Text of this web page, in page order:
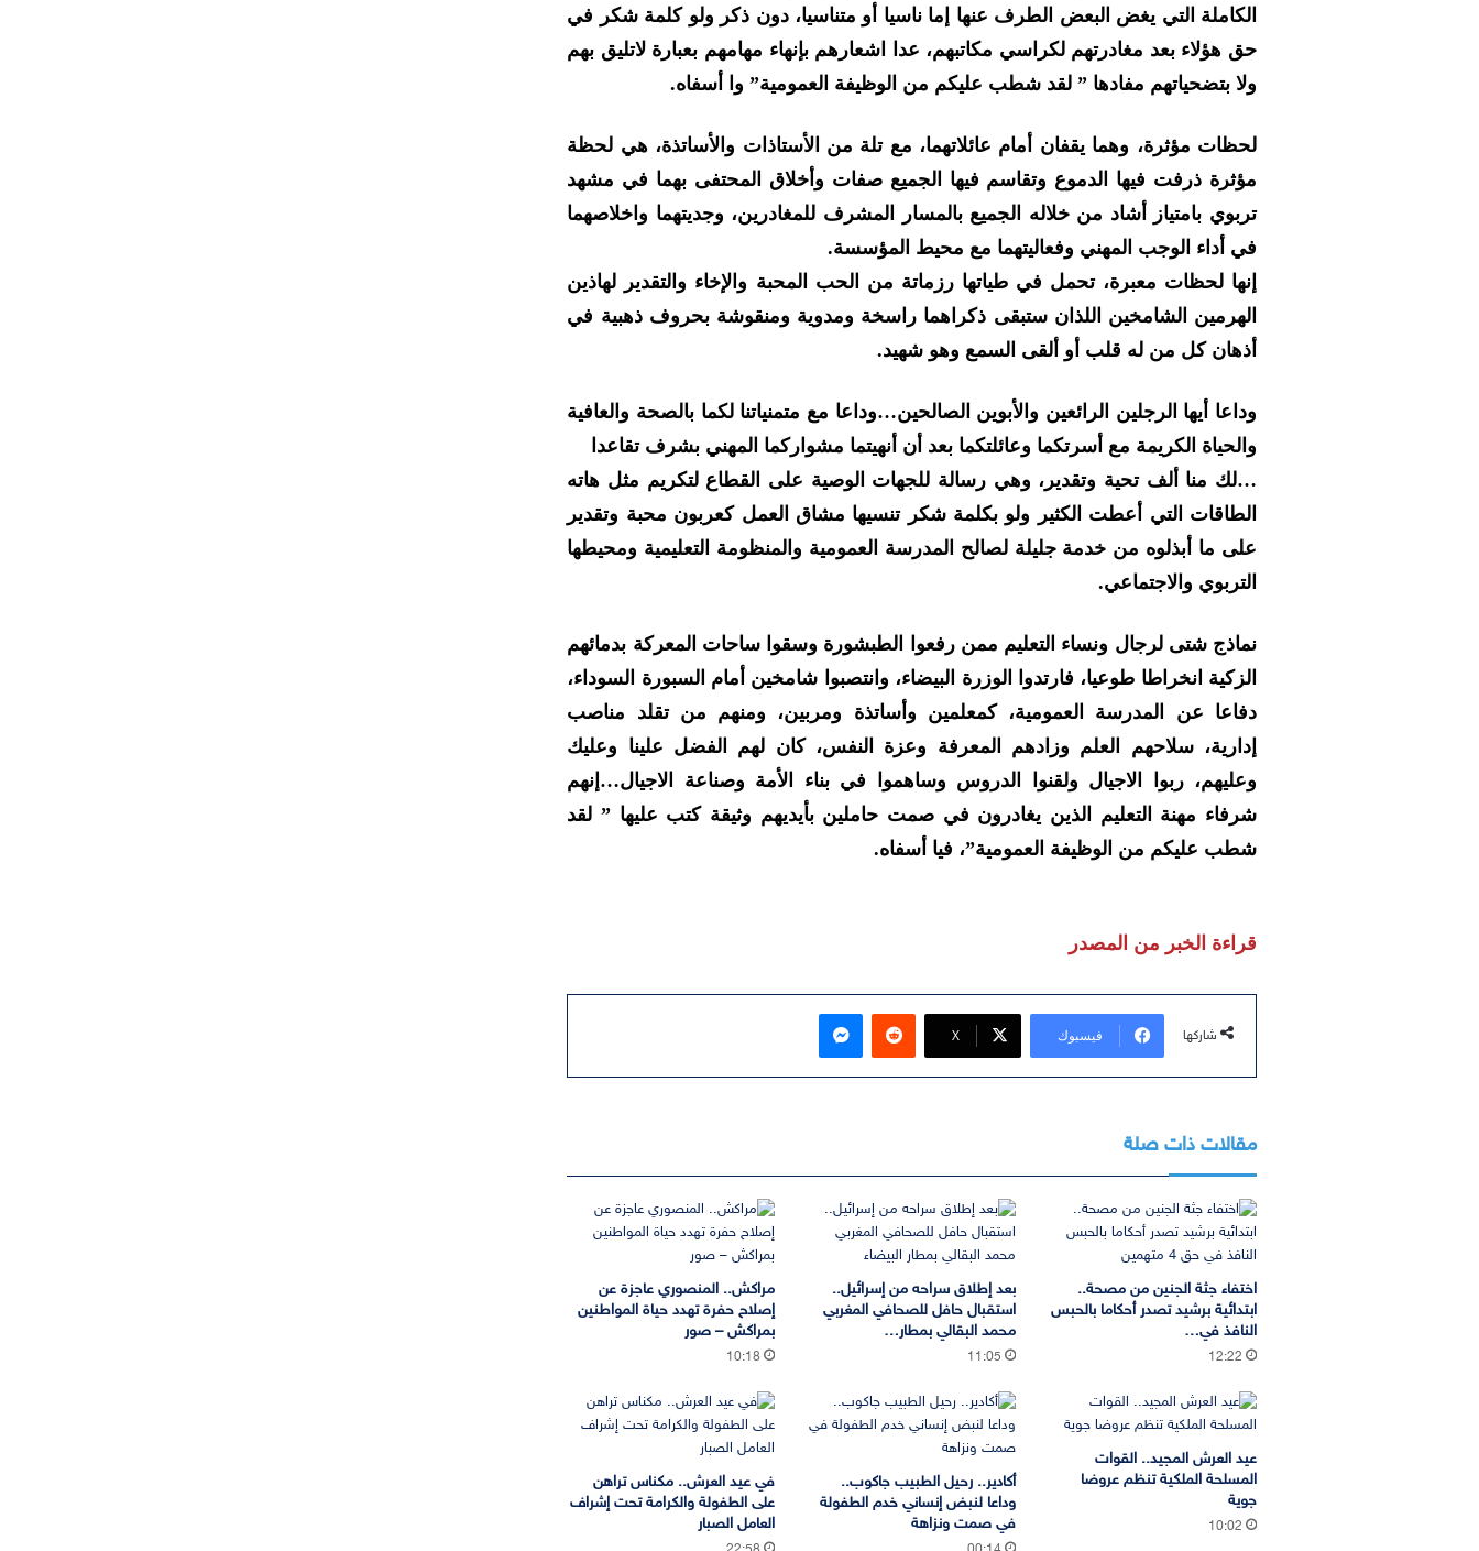
الكاملة التي يغض البعض الطرف عنها إما ناسيا أو متناسيا، دون ذكر ولو كلمة شكر في
حق هؤلاء بعد مغادرتهم لكراسي مكاتبهم، عدا اشعارهم بإنهاء مهامهم بعبارة لاتليق بهم
ولا بتضحياتهم مفادها ” لقد شطب عليكم من الوظيفة العمومية” وا أسفاه.
لحظات مؤثرة، وهما يقفان أمام عائلاتهما، مع تلة من الأستاذات والأساتذة، هي لحظة
مؤثرة ذرفت فيها الدموع وتقاسم فيها الجميع صفات وأخلاق المحتفى بهما في مشهد
تربوي بامتياز أشاد من خلاله الجميع بالمسار المشرف للمغادرين، وجديتهما واخلاصهما
في أداء الوجب المهني وفعاليتهما مع محيط المؤسسة.
إنها لحظات معبرة، تحمل في طياتها رزماتة من الحب المحبة والإخاء والتقدير لهاذين
الهرمين الشامخين اللذان ستبقى ذكراهما راسخة ومدوية ومنقوشة بحروف ذهبية في
أذهان كل من له قلب أو ألقى السمع وهو شهيد.
وداعا أيها الرجلين الرائعين والأبوين الصالحين…وداعا مع متمنياتنا لكما بالصحة والعافية
والحياة الكريمة مع أسرتكما وعائلتكما بعد أن أنهيتما مشواركما المهني بشرف تقاعدا
…لك منا ألف تحية وتقدير، وهي رسالة للجهات الوصية على القطاع لتكريم مثل هاته
الطاقات التي أعطت الكثير ولو بكلمة شكر تنسيها مشاق العمل كعربون محبة وتقدير
على ما أبذلوه من خدمة جليلة لصالح المدرسة العمومية والمنظومة التعليمية ومحيطها
التربوي والاجتماعي.
نماذج شتى لرجال ونساء التعليم ممن رفعوا الطبشورة وسقوا ساحات المعركة بدمائهم
الزكية انخراطا طوعيا، فارتدوا الوزرة البيضاء، وانتصبوا شامخين أمام السبورة السوداء،
دفاعا عن المدرسة العمومية، كمعلمين وأساتذة ومربين، ومنهم من تقلد مناصب
إدارية، سلاحهم العلم وزادهم المعرفة وعزة النفس، كان لهم الفضل علينا وعليك
وعليهم، ربوا الاجيال ولقنوا الدروس وساهموا في بناء الأمة وصناعة الاجيال…إنهم
شرفاء مهنة التعليم الذين يغادرون في صمت حاملين بأيديهم وثيقة كتب عليها ” لقد
شطب عليكم من الوظيفة العمومية”، فيا أسفاه.
قراءة الخبر من المصدر
شاركها فيسبوك ‫X
ماسنجر
مقالات ذات صلة
اختفاء جثة الجنين من مصحة..
ابتدائية برشيد تصدر أحكاما بالحبس
النافذ في…
12:22
بعد إطلاق سراحه من إسرائيل..
استقبال حافل للصحافي المغربي
محمد البقالي بمطار…
11:05
مراكش.. المنصوري عاجزة عن
إصلاح حفرة تهدد حياة المواطنين
بمراكش – صور
10:18
عيد العرش المجيد.. القوات
المسلحة الملكية تنظم عروضا
جوية
10:02
أكادير.. رحيل الطبيب جاكوب..
وداعا لنبض إنساني خدم الطفولة
في صمت ونزاهة
في عيد العرش.. مكناس تراهن
على الطفولة والكرامة تحت إشراف
العامل الصبار